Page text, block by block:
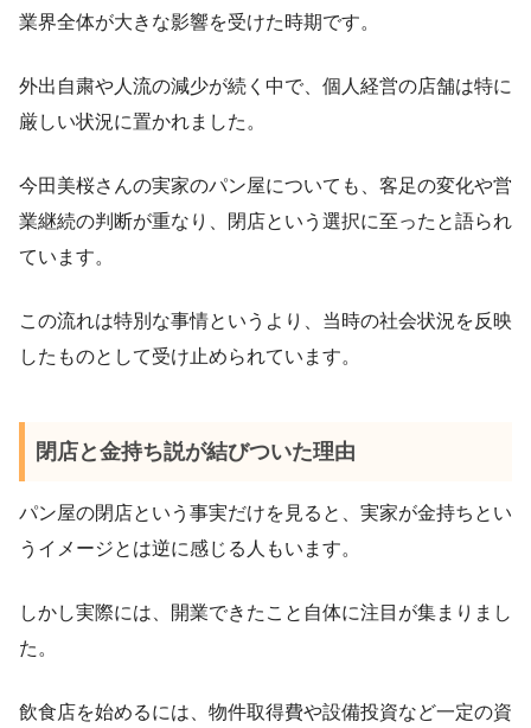
業界全体が大きな影響を受けた時期です。
外出自粛や人流の減少が続く中で、個人経営の店舗は特に
厳しい状況に置かれました。
今田美桜さんの実家のパン屋についても、客足の変化や営
業継続の判断が重なり、閉店という選択に至ったと語られ
ています。
この流れは特別な事情というより、当時の社会状況を反映
したものとして受け止められています。
閉店と金持ち説が結びついた理由
パン屋の閉店という事実だけを見ると、実家が金持ちとい
うイメージとは逆に感じる人もいます。
しかし実際には、開業できたこと自体に注目が集まりまし
た。
飲食店を始めるには、物件取得費や設備投資など一定の資